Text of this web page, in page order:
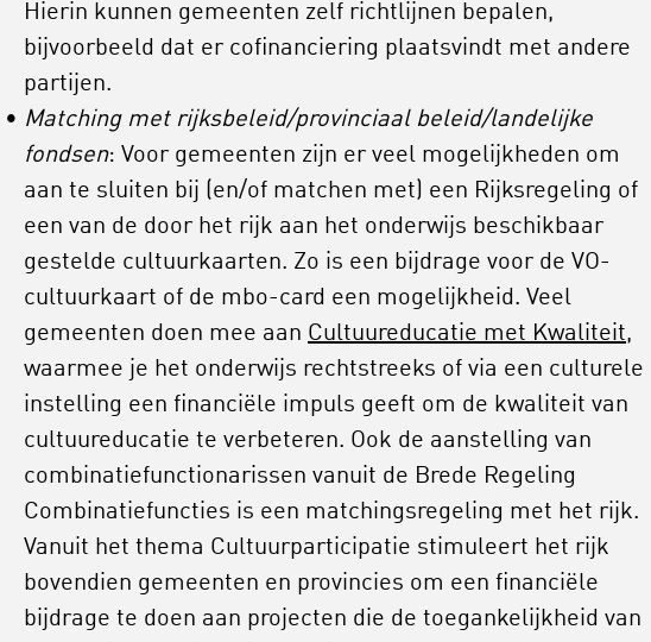
Hierin kunnen gemeenten zelf richtlijnen bepalen,
bijvoorbeeld dat er cofinanciering plaatsvindt met andere
partijen.
Matching met rijksbeleid/provinciaal beleid/landelijke
fondsen: Voor gemeenten zijn er veel mogelijkheden om
aan te sluiten bij (en/of matchen met) een Rijksregeling of
een van de door het rijk aan het onderwijs beschikbaar
gestelde cultuurkaarten. Zo is een bijdrage voor de VO-
cultuurkaart of de mbo-card een mogelijkheid. Veel
gemeenten doen mee aan Cultuureducatie met Kwaliteit,
waarmee je het onderwijs rechtstreeks of via een culturele
instelling een financiële impuls geeft om de kwaliteit van
cultuureducatie te verbeteren. Ook de aanstelling van
combinatiefunctionarissen vanuit de Brede Regeling
Combinatiefuncties is een matchingsregeling met het rijk.
Vanuit het thema Cultuurparticipatie stimuleert het rijk
bovendien gemeenten en provincies om een financiële
bijdrage te doen aan projecten die de toegankelijkheid van